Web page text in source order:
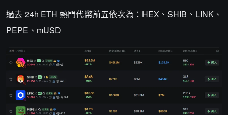
過去 24h ETH 熱門代幣前五依次為：HEX、SHIB、LINK、
PEPE、mUSD